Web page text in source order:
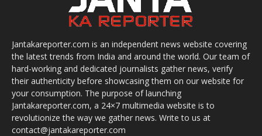
Jantakareporter.com is an independent news website covering
the latest trends from India and around the world. Our team of
hard-working and dedicated journalists gather news, verify
their authenticity before showcasing them on our website for
your consumption. The purpose of launching
Jantakareporter.com, a 24×7 multimedia website is to
revolutionize the way we gather news. Write to us at
contact@jantakareporter.com